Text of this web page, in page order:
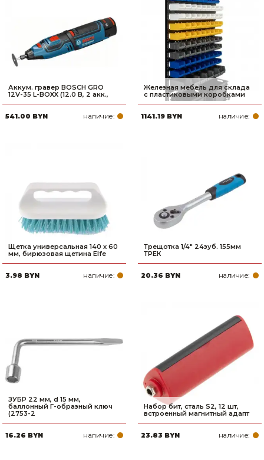
Аккум. гравер BOSCH GRO
12V-35 L-BOXX (12.0 В, 2 акк.,
541.00 BYN наличие:
Железная мебель для склада
с пластиковыми коробками
1141.19 BYN наличие:
Щетка универсальная 140 х 60
мм, бирюзовая щетина Elfe
3.98 BYN наличие:
Трещотка 1/4" 24зуб. 155мм
ТРЕК
20.36 BYN наличие:
ЗУБР 22 мм, d 15 мм,
баллонный Г-образный ключ
(2753-2
16.26 BYN наличие:
Набор бит, сталь S2, 12 шт,
встроенный магнитный адапт
23.83 BYN наличие: